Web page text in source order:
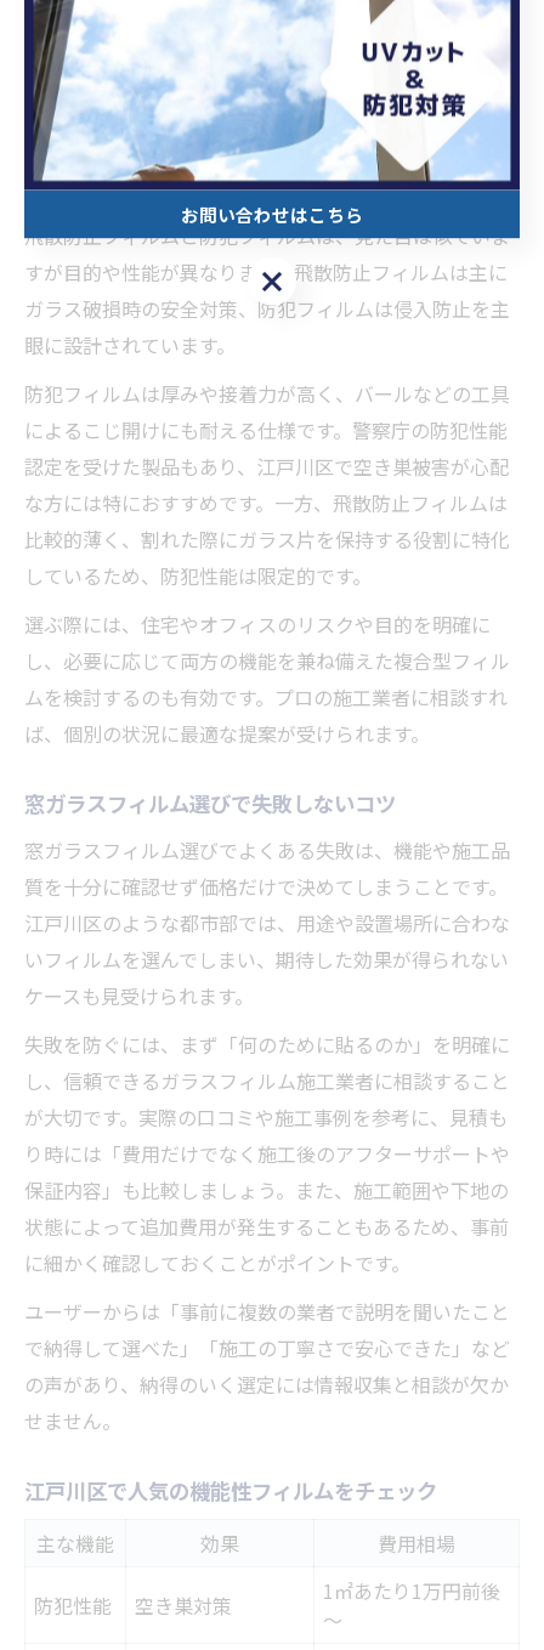
飛散防止フィル
ム
破損時の安全対
薄手・ガラス片保
防犯フィルム
侵入防止
厚手・高接着力
複合型フィルム
安全+防犯 複数機能併用
飛散防止フィルムと防犯フィルムは、見た目は似ていま
すが目的や性能が異なります。飛散防止フィルムは主に
ガラス破損時の安全対策、防犯フィルムは侵入防止を主
眼に設計されています。
防犯フィルムは厚みや接着力が高く、バールなどの工具
によるこじ開けにも耐える仕様です。警察庁の防犯性能
認定を受けた製品もあり、江戸川区で空き巣被害が心配
な方には特におすすめです。一方、飛散防止フィルムは
比較的薄く、割れた際にガラス片を保持する役割に特化
しているため、防犯性能は限定的です。
選ぶ際には、住宅やオフィスのリスクや目的を明確に
し、必要に応じて両方の機能を兼ね備えた複合型フィル
ムを検討するのも有効です。プロの施工業者に相談すれ
ば、個別の状況に最適な提案が受けられます。
窓ガラスフィルム選びで失敗しないコツ
窓ガラスフィルム選びでよくある失敗は、機能や施工品
質を十分に確認せず価格だけで決めてしまうことです。
江戸川区のような都市部では、用途や設置場所に合わな
いフィルムを選んでしまい、期待した効果が得られない
ケースも見受けられます。
失敗を防ぐには、まず「何のために貼るのか」を明確に
し、信頼できるガラスフィルム施工業者に相談すること
が大切です。実際の口コミや施工事例を参考に、見積も
り時には「費用だけでなく施工後のアフターサポートや
保証内容」も比較しましょう。また、施工範囲や下地の
状態によって追加費用が発生することもあるため、事前
に細かく確認しておくことがポイントです。
ユーザーからは「事前に複数の業者で説明を聞いたこと
で納得して選べた」「施工の丁寧さで安心できた」など
の声があり、納得のいく選定には情報収集と相談が欠か
せません。
江戸川区で人気の機能性フィルムをチェック
主な機能 効果 費用相場
防犯性能 空き巣対策
1㎡あたり1万円前後
～
お問い合わせはこちら
お問い合わせはこちら